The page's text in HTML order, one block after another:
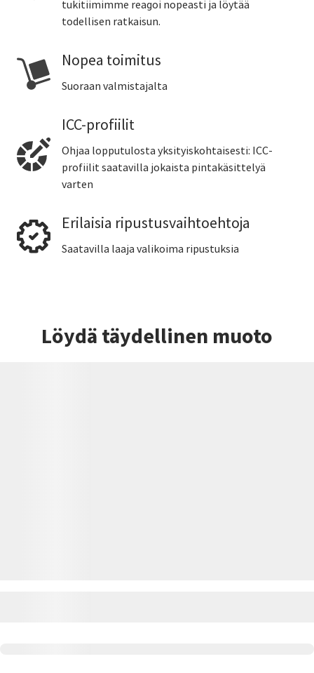
tukitiimimme reagoi nopeasti ja löytää
todellisen ratkaisun.
Nopea toimitus
Suoraan valmistajalta
ICC-profiilit
Ohjaa lopputulosta yksityiskohtaisesti: ICC-
profiilit saatavilla jokaista pintakäsittelyä
varten
Erilaisia ripustusvaihtoehtoja
Saatavilla laaja valikoima ripustuksia
Löydä täydellinen muoto